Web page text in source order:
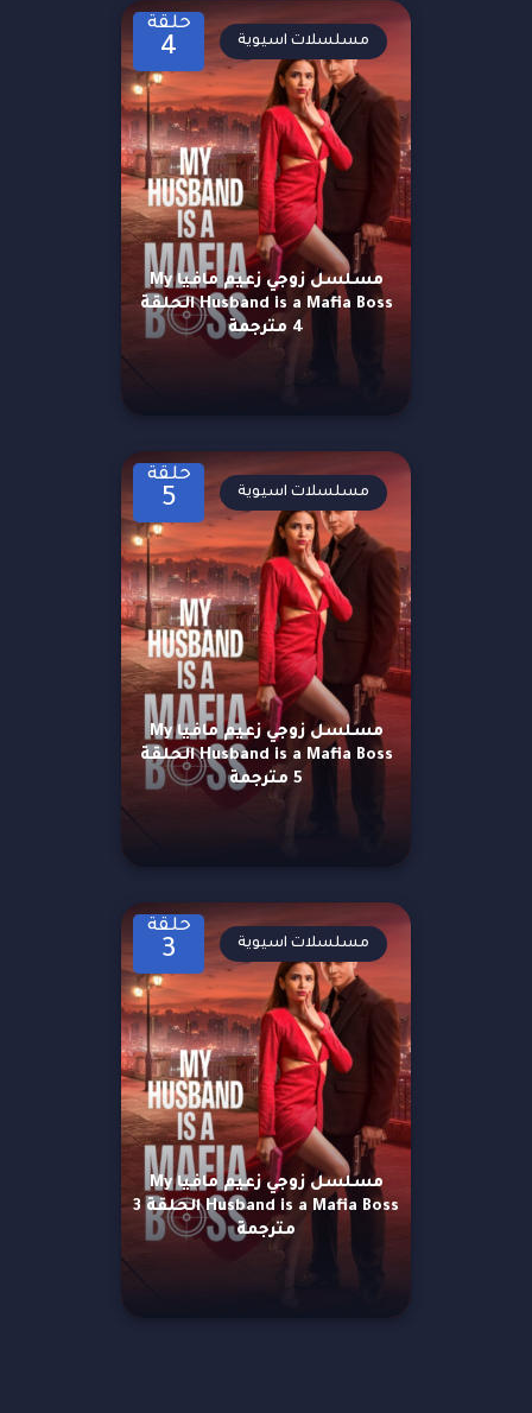
حلقة
4
مسلسل زوجي زعيم مافيا My
Husband is a Mafia Boss الحلقة
4 مترجمة
مسلسلات اسيوية
حلقة
5
مسلسل زوجي زعيم مافيا My
Husband is a Mafia Boss الحلقة
5 مترجمة
مسلسلات اسيوية
حلقة
3
مسلسل زوجي زعيم مافيا My
Husband is a Mafia Boss الحلقة 3
مترجمة
مسلسلات اسيوية